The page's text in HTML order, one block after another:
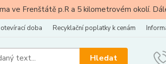
ve Frenštátě p.R a 5 kilometrovém okolí.
doba Recyklační poplatky k cenám
Hledat